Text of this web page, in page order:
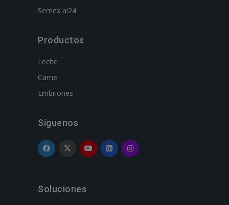
Semex ai24
Productos
Leche
Carne
Embriones
Síguenos
Soluciones